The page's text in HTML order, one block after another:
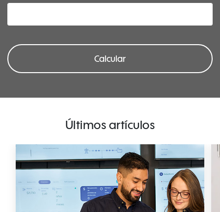
Calcular
Últimos artículos